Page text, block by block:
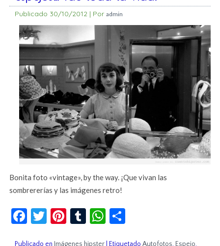
Publicado 30/10/2012 | Por admin
Bonita foto «vintage», by the way. ¡Que vivan las
sombrererías y las imágenes retro!
Facebook
Twitter
Pinterest
TumblrWhatsApp
Publicado en Imágenes hipster |Etiquetado Autofotos, Espejo,